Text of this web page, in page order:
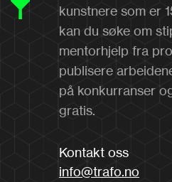
kunstnere som er
kan du søke om
mentorhjelp fra
publisere
på konkurranser
gratis.
Kontakt oss
info@trafo.no